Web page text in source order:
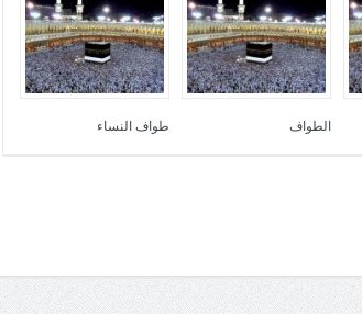
الطواف طواف النساء